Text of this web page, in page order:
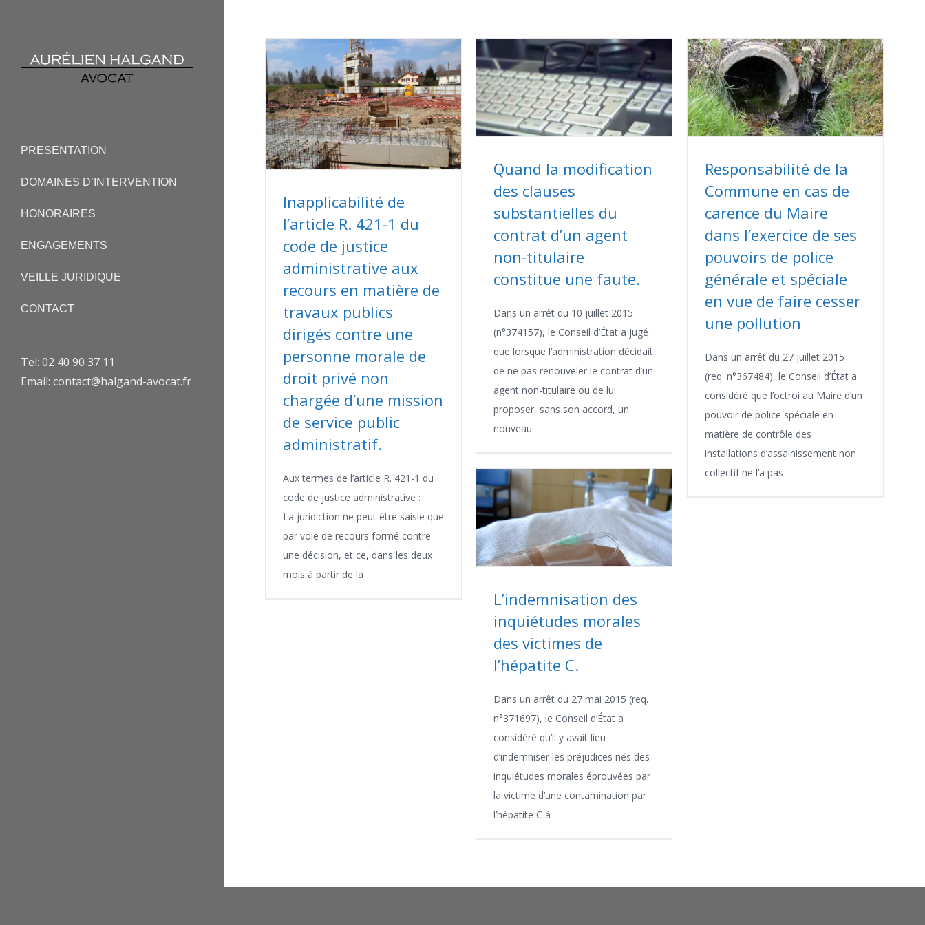
PRESENTATION
DOMAINES D’INTERVENTION
HONORAIRES
ENGAGEMENTS
VEILLE JURIDIQUE
CONTACT
Tel: 02 40 90 37 11
Email: contact@halgand-avocat.fr
Inapplicabilité de
l’article R. 421-1 du
code de justice
administrative aux
recours en matière de
travaux publics
dirigés contre une
personne morale de
droit privé non
chargée d’une mission
de service public
administratif.
Aux termes de l’article R. 421-1 du
code de justice administrative :
La juridiction ne peut être saisie que
par voie de recours formé contre
une décision, et ce, dans les deux
mois à partir de la
Quand la modification
des clauses
substantielles du
contrat d’un agent
non-titulaire
constitue une faute.
Dans un arrêt du 10 juillet 2015
(n°374157), le Conseil d’État a jugé
que lorsque l’administration décidait
de ne pas renouveler le contrat d’un
agent non-titulaire ou de lui
proposer, sans son accord, un
nouveau
Responsabilité de la
Commune en cas de
carence du Maire
dans l’exercice de ses
pouvoirs de police
générale et spéciale
en vue de faire cesser
une pollution
Dans un arrêt du 27 juillet 2015
(req. n°367484), le Conseil d’État a
considéré que l’octroi au Maire d’un
pouvoir de police spéciale en
matière de contrôle des
installations d’assainissement non
collectif ne l’a pas
L’indemnisation des
inquiétudes morales
des victimes de
l’hépatite C.
Dans un arrêt du 27 mai 2015 (req.
n°371697), le Conseil d’État a
considéré qu’il y avait lieu
d’indemniser les préjudices nés des
inquiétudes morales éprouvées par
la victime d’une contamination par
l’hépatite C à